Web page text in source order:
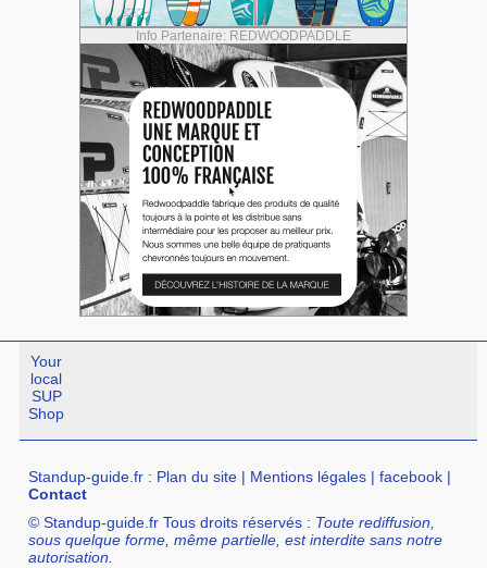
Info Partenaire: REDWOODPADDLE
Your
local
SUP
Shop
Standup-guide.fr : Plan du site | Mentions légales |facebook |
Contact
© Standup-guide.fr Tous droits réservés : Toute rediffusion,
sous quelque forme, même partielle, est interdite sans notre
autorisation.